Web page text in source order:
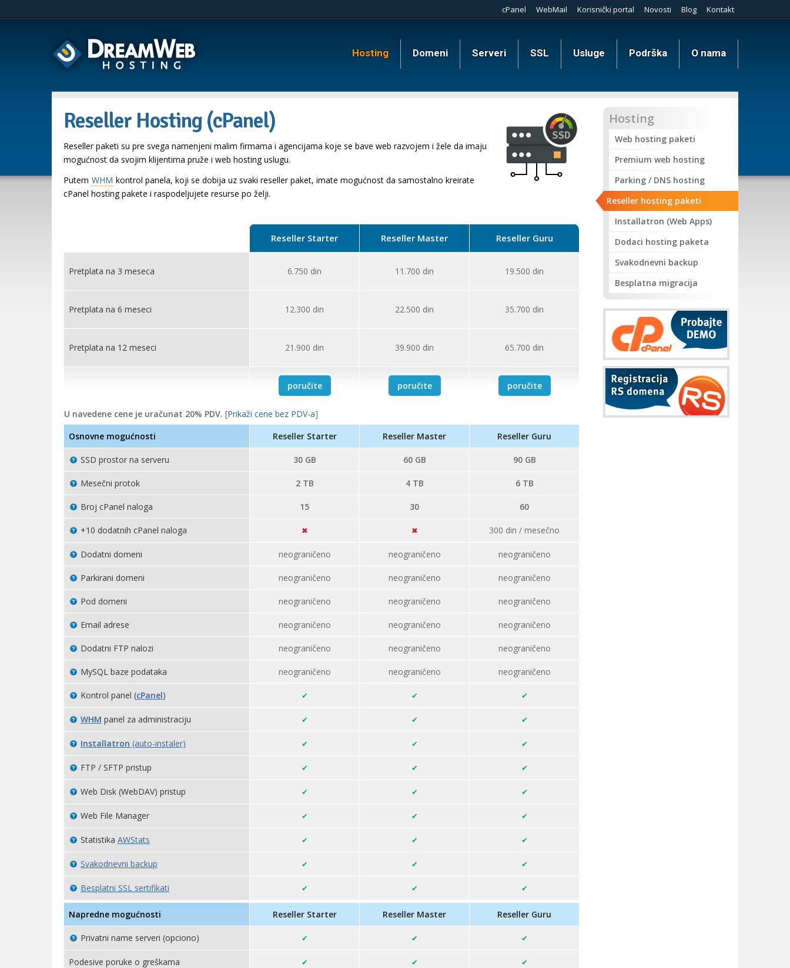
cPanel WebMail Korisnički portal Novosti Blog Kontakt
Hosting Domeni Serveri SSL Usluge Podrška O nama
Reseller Hosting (cPanel)
Reseller paketi su pre svega namenjeni malim firmama i agencijama koje se bave web razvojem i žele da imaju
mogućnost da svojim klijentima pruže i web hosting uslugu.
Putem WHM kontrol panela, koji se dobija uz svaki reseller paket, imate mogućnost da samostalno kreirate
cPanel hosting pakete i raspodeljujete resurse po želji.
Reseller Starter Reseller Master Reseller Guru
Pretplata na 3 meseca 6.750 din 11.700 din 19.500 din
Pretplata na 6 meseci 12.300 din 22.500 din 35.700 din
Pretplata na 12 meseci 21.900 din 39.900 din 65.700 din
poručite poručite poručite
U navedene cene je uračunat 20% PDV. [Prikaži cene bez PDV-a]
Osnovne mogućnosti
Reseller Starter Reseller Master Reseller Guru
SSD prostor na serveru 30 GB 60 GB 90 GB
Mesečni protok 2 TB 4 TB 6 TB
Broj cPanel naloga 15 30 60
+10 dodatnih cPanel naloga 300 din / mesečno
Dodatni domeni neograničeno neograničeno neograničeno
Parkirani domeni neograničeno neograničeno neograničeno
Pod domeni neograničeno neograničeno neograničeno
Email adrese neograničeno neograničeno neograničeno
Dodatni FTP nalozi neograničeno neograničeno neograničeno
MySQL baze podataka neograničeno neograničeno neograničeno
Kontrol panel (cPanel)
WHM panel za administraciju
Installatron (auto-instaler)
FTP / SFTP pristup
Web Disk (WebDAV) pristup
Web File Manager
Statistika AWStats
Svakodnevni backup
Besplatni SSL sertifikati
Napredne mogućnosti Reseller Starter Reseller Master Reseller Guru
Privatni name serveri (opciono)
Podesive poruke o greškama
Hosting
Web hosting paketi
Premium web hosting
Parking / DNS hosting
Reseller hosting paketi
Installatron (Web Apps)
Dodaci hosting paketa
Svakodnevni backup
Besplatna migracija